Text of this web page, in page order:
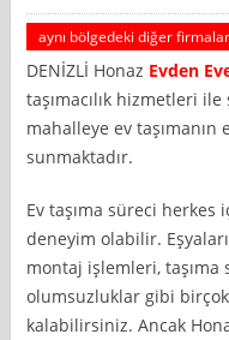
aynı bölgedeki diğer
DENİZLİ Honaz Evden
taşımacılık hizmetleri
mahalleye ev
sunmaktadır.
Ev taşıma süreci herkes
deneyim olabilir.
montaj işlemleri, taşıma
olumsuzluklar gibi
kalabilirsiniz. Ancak